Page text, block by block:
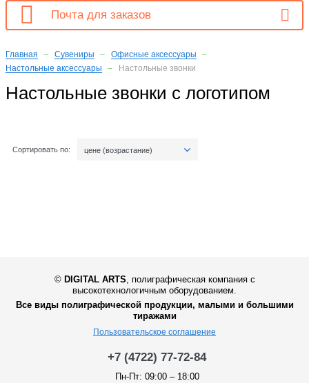
 Почта для заказов
Главная Сувениры
Офисные аксессуары
Настольные аксессуары
Настольные звонки
Настольные звонки с логотипом
Сортировать по: цене (возрастание)
© DIGITAL ARTS
полиграфическая компания с
высокотехнологичным оборудованием.
Все виды полиграфической продукции, малыми и большими
тиражами
Пользовательское соглашение
+7 (4722) 77-72-84
Пн-Пт: 09:00 – 18:00